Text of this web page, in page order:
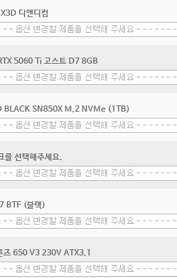
디앤디컴
5060 Ti 고스트 D7 8GB
SN850X M.2 NVMe (1TB)
를 선택해주세요.
BTF (블랙)
즈 650 V3 230V ATX3.1